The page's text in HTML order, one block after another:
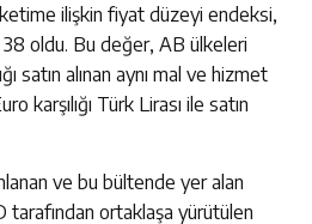
ilişkin fiyat düzeyi endeksi,
38 oldu. Bu değer, AB ülkeleri
satın alınan aynı mal ve hizmet
karşılığı Türk Lirası ile satın
ve bu bültende yer alan
ortaklaşa yürütülen